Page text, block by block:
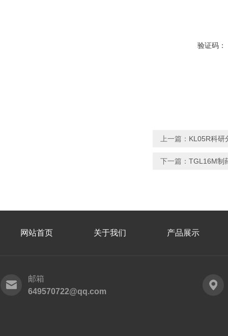
验证码：
上一篇： KL05R科研
下一篇： TGL16M制
网站首页 关于我们 产品展示
邮箱
649570722@qq.com